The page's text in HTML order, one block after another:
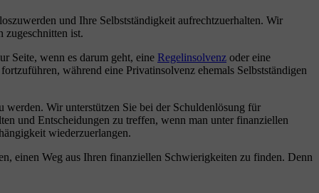
und Ihre Selbstständigkeit aufrechtzuerhalten. Wir
zugeschnitten ist.
Seite, wenn es darum geht, eine Regelinsolvenz oder eine
während eine Privatinsolvenz ehemals Selbstständigen
werden. Wir unterstützen Sie bei der Schuldenlösung für
und Entscheidungen zu treffen, wenn man unter finanziellen
wiederzuerlangen.
einen Weg aus Ihren finanziellen Schwierigkeiten zu finden. Denn